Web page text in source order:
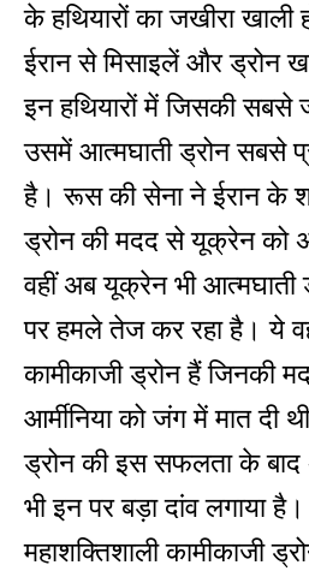
के हथियारों का जखीरा खाली
ईरान से मिसाइलें और ड्रोन
इन हथियारों में जिसकी सबसे
उसमें आत्‍मघाती ड्रोन सबसे
है। रूस की सेना ने ईरान के
ड्रोन की मदद से यूक्रेन को
वहीं अब यूक्रेन भी
पर हमले तेज कर रहा है। ये
कामीकाजी ड्रोन हैं जिनकी
आर्मीनिया को जंग में मात दी
ड्रोन की इस सफलता के बाद
भी इन पर बड़ा दांव लगाया
महाशक्तिशाली कामीकाजी